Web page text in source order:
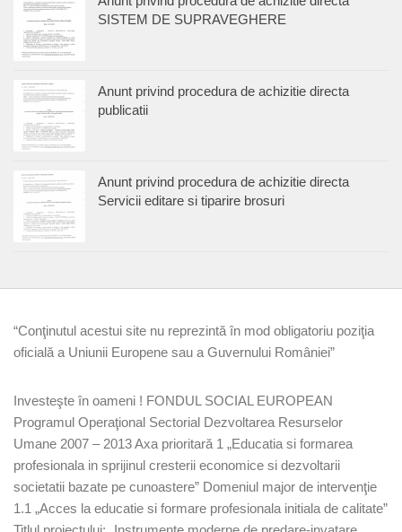
SISTEM DE SUPRAVEGHERE
Anunt privind procedura de achizitie directa
publicatii
Anunt privind procedura de achizitie directa
Servicii editare si tiparire brosuri
“Conţinutul acestui site nu reprezintă în mod obligatoriu poziţia
oficială a Uniunii Europene sau a Guvernului României”
Investeşte în oameni ! FONDUL SOCIAL EUROPEAN
Programul Operaţional Sectorial Dezvoltarea Resurselor
Umane 2007 – 2013 Axa prioritară 1 „Educatia si formarea
profesionala in sprijinul cresterii economice si dezvoltarii
societatii bazate pe cunoastere” Domeniul major de intervenţie
1.1 „Acces la educatie si formare profesionala initiala de calitate”